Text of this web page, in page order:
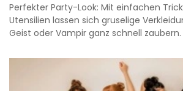
Perfekter Party-Look: Mit einfachen
Utensilien lassen sich gruselige
Geist oder Vampir ganz schnell zaubern.